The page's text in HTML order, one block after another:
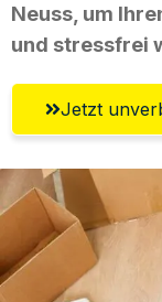
Neuss, um
und stressfrei
Jetzt